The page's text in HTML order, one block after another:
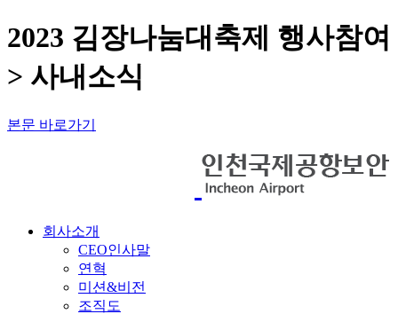
2023 김장나눔대축제 행사참여
> 사내소식
본문 바로가기
회사소개
CEO인사말
연혁
미션&비전
조직도